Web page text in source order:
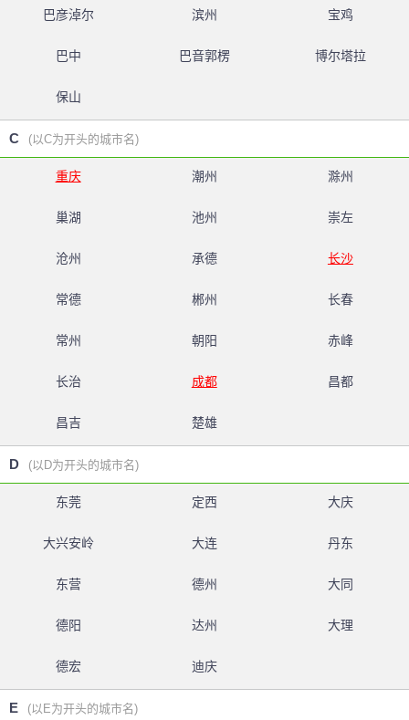
巴彦淖尔 滨州 宝鸡
巴中 巴音郭楞 博尔塔拉
保山
C (以C为开头的城市名)
重庆 潮州 滁州
巢湖 池州 崇左
沧州 承德 长沙
常德 郴州 长春
常州 朝阳 赤峰
长治 成都 昌都
昌吉 楚雄
D (以D为开头的城市名)
东莞 定西 大庆
大兴安岭 大连 丹东
东营 德州 大同
德阳 达州 大理
德宏 迪庆
E (以E为开头的城市名)